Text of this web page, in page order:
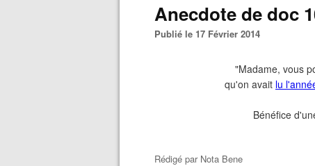
Anecdote de doc
Publié le 17 Février 2014
"Madame, vous
qu'on avait lu
Bénéfice
Rédigé par Nota Bene